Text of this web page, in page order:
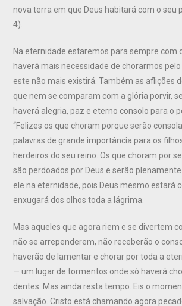
nova terra em que Deus habitará com o seu
4).
Na eternidade estaremos para sempre com
haverá mais necessidade de chorarmos
este não mais existirá. Também as aflições
que nem se comparam com a glória porvir,
haverá alegria, paz e eterno consolo para o
“Felizes os que choram porque serão
palavras de grande importância para os
herdeiros do seu reino. Os que choram por
são perdoados por Deus e serão
ele na eternidade, pois Deus mesmo estará
enxugará dos olhos toda a lágrima.
Mas aqueles que agora riem e se divertem
não se arrependerem, não receberão o
haverão de lamentar e chorar por toda a
— um lugar de tormentos onde só haverá
dentes. Mas ainda resta tempo. Eis o
salvação. Cristo está chamando agora